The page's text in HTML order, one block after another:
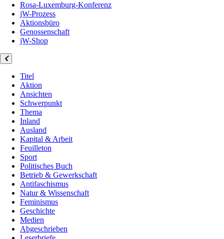
Rosa-Luxemburg-Konferenz
jW-Prozess
Aktionsbüro
Genossenschaft
jW-Shop
Titel
Aktion
Ansichten
Schwerpunkt
Thema
Inland
Ausland
Kapital & Arbeit
Feuilleton
Sport
Politisches Buch
Betrieb & Gewerkschaft
Antifaschismus
Natur & Wissenschaft
Feminismus
Geschichte
Medien
Abgeschrieben